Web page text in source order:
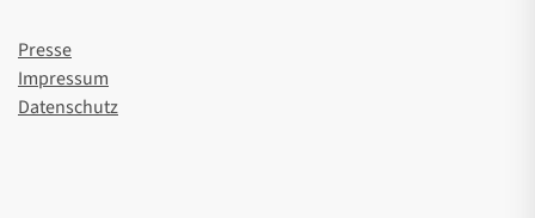
Presse
Impressum
Datenschutz